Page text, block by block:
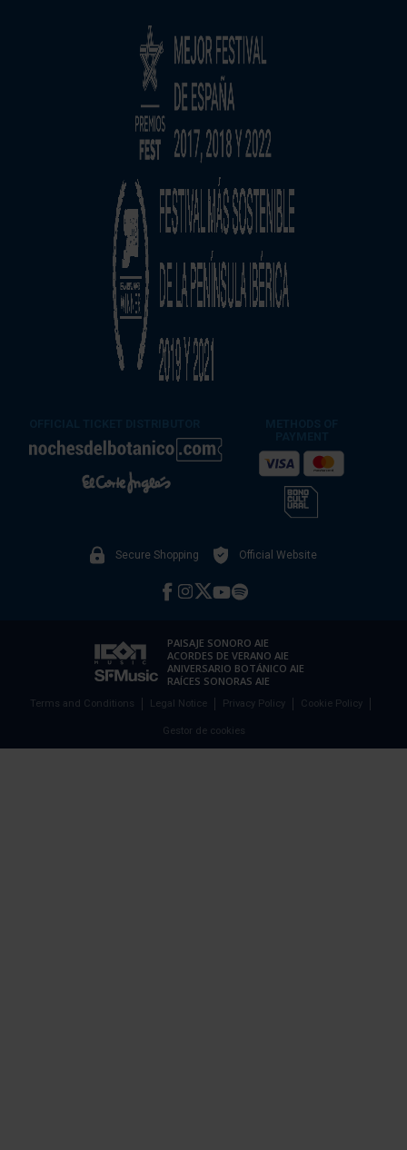
Secure Shopping Official Website
PAISAJE SONORO AIE
ACORDES DE VERANO AIE
ANIVERSARIO BOTÁNICO AIE
RAÍCES SONORAS AIE
Terms and Conditions Legal Notice Privacy Policy Cookie Policy
Gestor de cookies